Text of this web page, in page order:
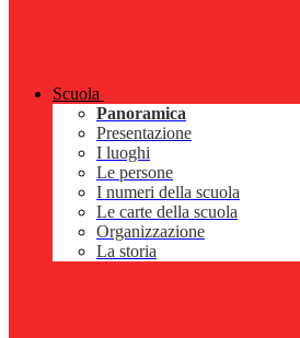
Scuola
Panoramica
Presentazione
I luoghi
Le persone
I numeri della scuola
Le carte della scuola
Organizzazione
La storia